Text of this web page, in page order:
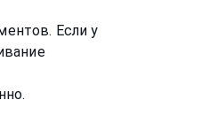
Если у